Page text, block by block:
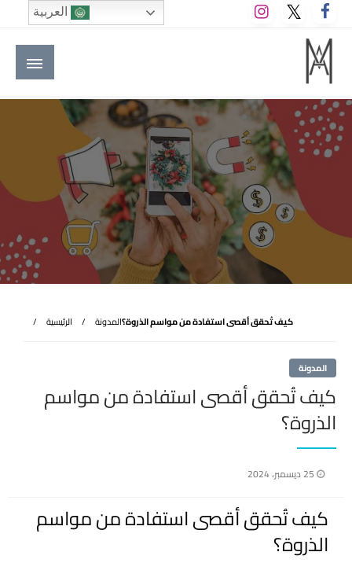
التخطي
إلى
المحتوى
M A hotels | إم ايه هوتيلز
الموقع الأول للعاملين في الفنادق في العالم العربي
الرئيسية المدونةكيف تُحقق أقصى استفادة من مواسم الذروة؟
المدونة
كيف تُحقق أقصى استفادة من مواسم
الذروة؟
نُشر
25 ديسمبر، 2024
كيف تُحقق أقصى استفادة من مواسم
الذروة؟
العربية